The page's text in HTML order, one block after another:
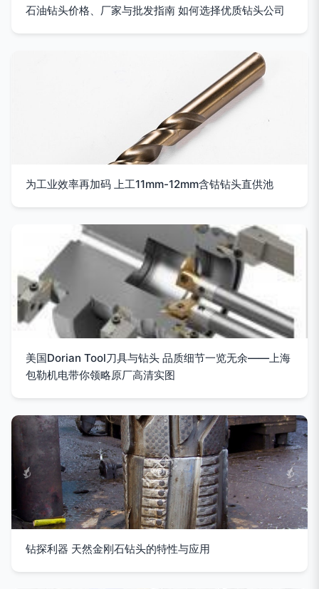
石油钻头价格、厂家与批发指南 如何选择优质钻头公司
为工业效率再加码 上工11mm-12mm含钴钻头直供池
美国Dorian Tool刀具与钻头 品质细节一览无余——上海
包勒机电带你领略原厂高清实图
钻探利器 天然金刚石钻头的特性与应用